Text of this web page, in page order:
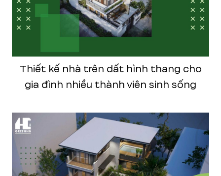
Thiết kế nhà trên dất hình thang cho
gia đình nhiều thành viên sinh sống